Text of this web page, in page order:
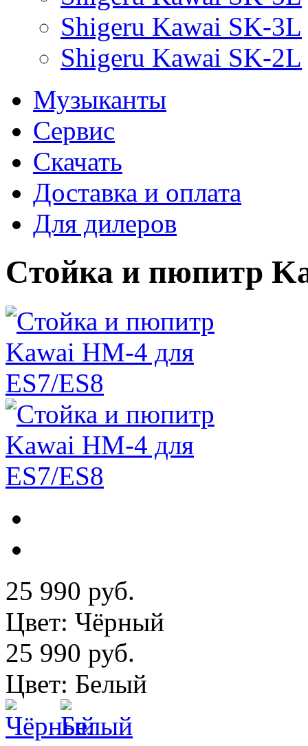
Shigeru Kawai SK-3L
Shigeru Kawai SK-2L
Музыканты
Сервис
Скачать
Доставка и оплата
Для дилеров
Cтойка и пюпитр
25 990 руб.
Цвет: Чёрный
25 990 руб.
Цвет: Белый